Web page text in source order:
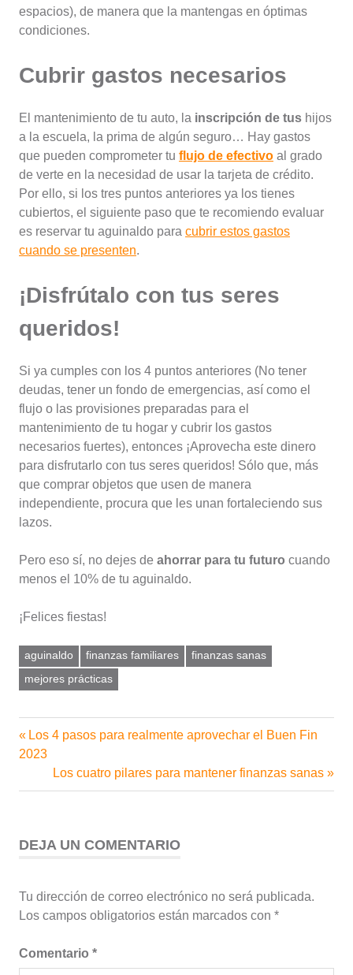
espacios), de manera que la mantengas en óptimas
condiciones.
Cubrir gastos necesarios
El mantenimiento de tu auto, la inscripción de tus hijos
a la escuela, la prima de algún seguro… Hay gastos
que pueden comprometer tu flujo de efectivo al grado
de verte en la necesidad de usar la tarjeta de crédito.
Por ello, si los tres puntos anteriores ya los tienes
cubiertos, el siguiente paso que te recomiendo evaluar
es reservar tu aguinaldo para cubrir estos gastos
cuando se presenten.
¡Disfrútalo con tus seres
queridos!
Si ya cumples con los 4 puntos anteriores (No tener
deudas, tener un fondo de emergencias, así como el
flujo o las provisiones preparadas para el
mantenimiento de tu hogar y cubrir los gastos
necesarios fuertes), entonces ¡Aprovecha este dinero
para disfrutarlo con tus seres queridos! Sólo que, más
que comprar objetos que usen de manera
independiente, procura que les unan fortaleciendo sus
lazos.
Pero eso sí, no dejes de ahorrar para tu futuro cuando
menos el 10% de tu aguinaldo.
¡Felices fiestas!
aguinaldo finanzas familiares
finanzas sanas
mejores prácticas
Navegación
Entrada
anterior:
Los 4 pasos para realmente aprovechar el Buen Fin
2023
Siguiente
entrada:
Los cuatro pilares para mantener finanzas sanas
DEJA UN COMENTARIO
Tu dirección de correo electrónico no será publicada.
Los campos obligatorios están marcados con *
Comentario *